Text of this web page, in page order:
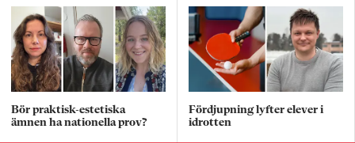
Bör praktisk-estetiska
ämnen ha nationella prov?
Fördjupning lyfter elever i
idrotten